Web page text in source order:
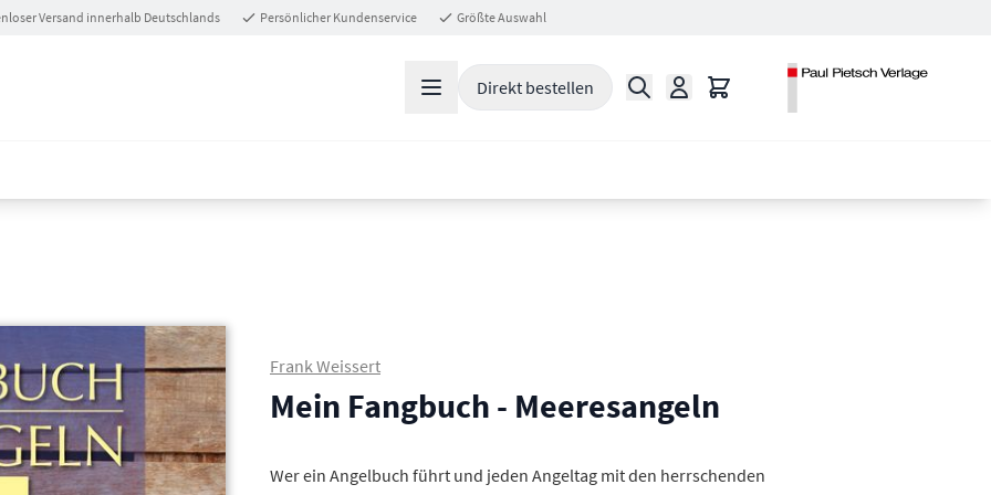
Versand innerhalb Deutschlands Persönlicher Kundenservice Größte Auswahl
Direkt bestellen Suche Warenkorb
Frank Weissert
Mein Fangbuch - Meeresangeln
Wer ein Angelbuch führt und jeden Angeltag mit den herrschenden